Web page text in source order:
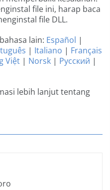
file ini, harap baca
file DLL.
lain: Español |
| Italiano | Français
Việt | Norsk | Русский |
lebih lanjut tentang